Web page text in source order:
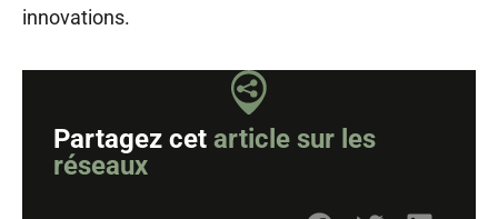
innovations.
Partagez cet article sur les
réseaux